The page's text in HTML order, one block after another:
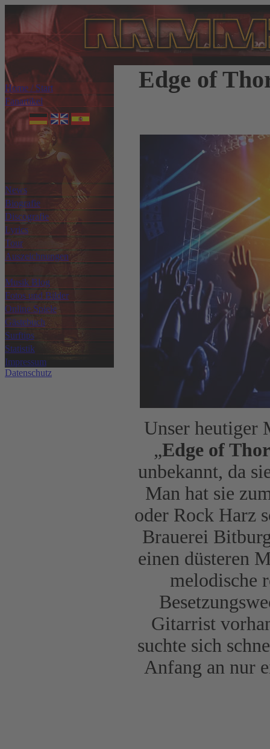
Home / Start
Fanartikel
News
Biografie
Discografie
Lyrics
Tour
Auszeichnungen
Musik Blog
Fotos und Bilder
Online Spiele
Gästebuch
Surftips
Statistik
Impressum
Datenschutz
Edge of
Unser heutiger
„Edge of
unbekannt, da
Man hat sie
oder Rock Harz
Brauerei
einen düsteren
melodische
Gitarrist
suchte sich
Anfang an nur